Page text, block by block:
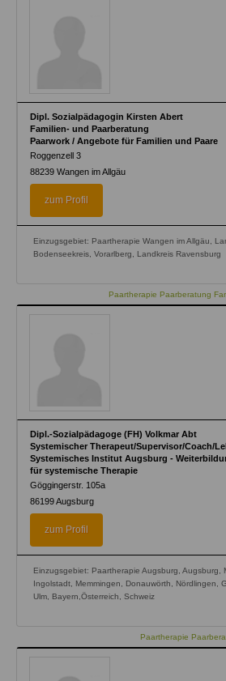
Dipl. Sozialpädagogin Kirsten Abert
Familien- und Paarberatung
Paarwork / Angebote für Familien und Paare
Roggenzell 3
88239 Wangen im Allgäu
zum Profil
Einzugsgebiet: Paartherapie Wangen im Allgäu,
Bodenseekreis, Vorarlberg, Landkreis Ravensburg
Paartherapie Paarberatung
Dipl.-Sozialpädagoge (FH) Volkmar Abt
Systemischer Therapeut/Supervisor/Coach/
Systemisches Institut Augsburg -
für systemische Therapie
Göggingerstr. 105a
86199Augsburg
zum Profil
Einzugsgebiet: Paartherapie Augsburg, Augsburg,
Ingolstadt, Memmingen, Donauwörth, Nördlingen,
Ulm, Bayern,Österreich, Schweiz
Paartherapie